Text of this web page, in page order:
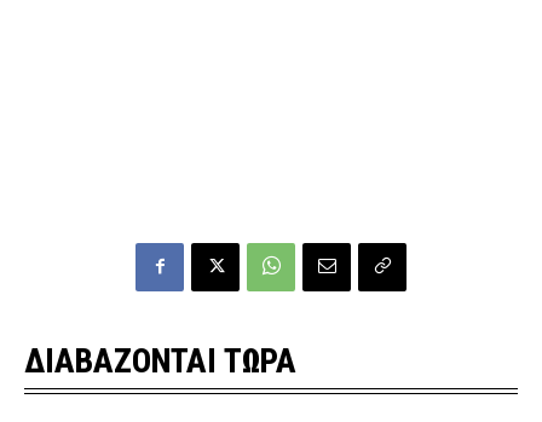
ΔΙΑΒΑΖΟΝΤΑΙ ΤΩΡΑ